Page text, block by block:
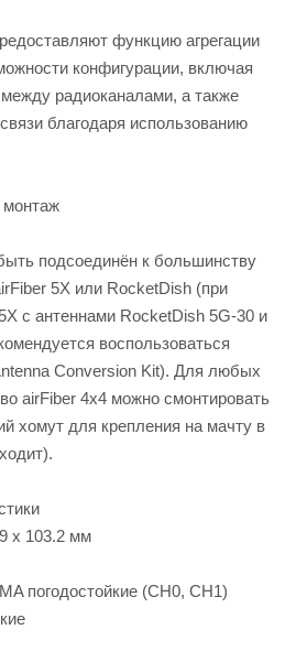
функцию агрегации
конфигурации, включая
между радиоканалами, а также
благодаря использованию
подсоединён к большинству
5X или RocketDish (при
с антеннами RocketDish 5G-30 и
воспользоваться
Conversion Kit). Для любых
airFiber 4x4 можно смонтировать
хомут для крепления на мачту в
x 103.2 мм
погодостойкие (CH0, CH1)